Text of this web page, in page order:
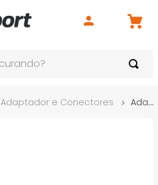
Adaptador e Conectores Adaptador Soldável Curto Fortlev 50mm x 1.1/2"